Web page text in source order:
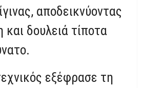
αποδεικνύοντας
δουλειά τίποτα
εξέφρασε τη